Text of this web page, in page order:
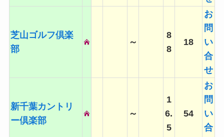
芝山ゴルフ倶楽
部
～
8
8
18
お
問
い
合
せ
新千葉カントリ
ー倶楽部
～
1
6.
5
54
お
問
い
合